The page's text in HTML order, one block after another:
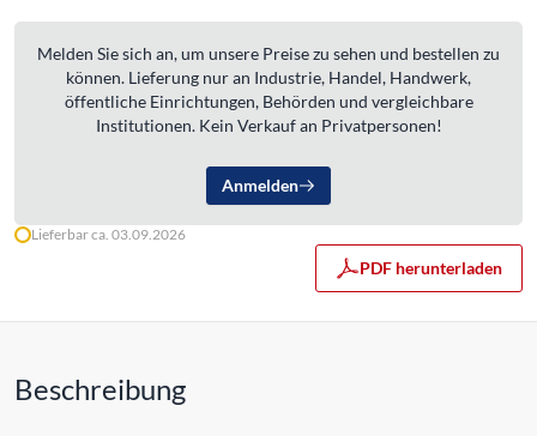
Melden Sie sich an, um unsere Preise zu sehen und bestellen zu
können. Lieferung nur an Industrie, Handel, Handwerk,
öffentliche Einrichtungen, Behörden und vergleichbare
Institutionen. Kein Verkauf an Privatpersonen!
Anmelden
Lieferbar ca. 03.09.2026
PDF herunterladen
Beschreibung